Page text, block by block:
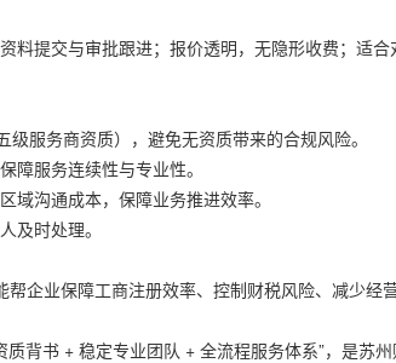
料提交与审批跟进；报价透明，无隐形收费；适合
服务商资质），避免无资质带来的合规风险。
障服务连续性与专业性。
沟通成本，保障业务推进效率。
及时处理。
企业保障工商注册效率、控制财税风险、减少经
背书 + 稳定专业团队 + 全流程服务体系”，是苏